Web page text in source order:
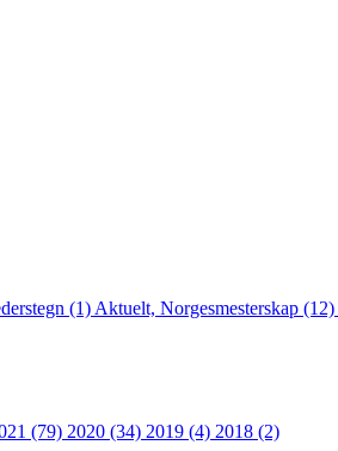
(1) Aktuelt, Norgesmesterskap (12)
(79) 2020 (34) 2019 (4) 2018 (2)